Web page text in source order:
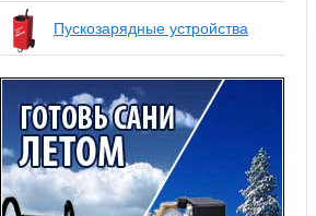
Пускозарядные устройства